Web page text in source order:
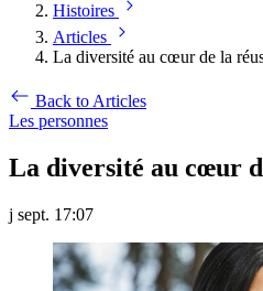
Histoires
Articles
La diversité au cœur de la
Back to Articles
Les personnes
La diversité au cœur
j sept. 17:07